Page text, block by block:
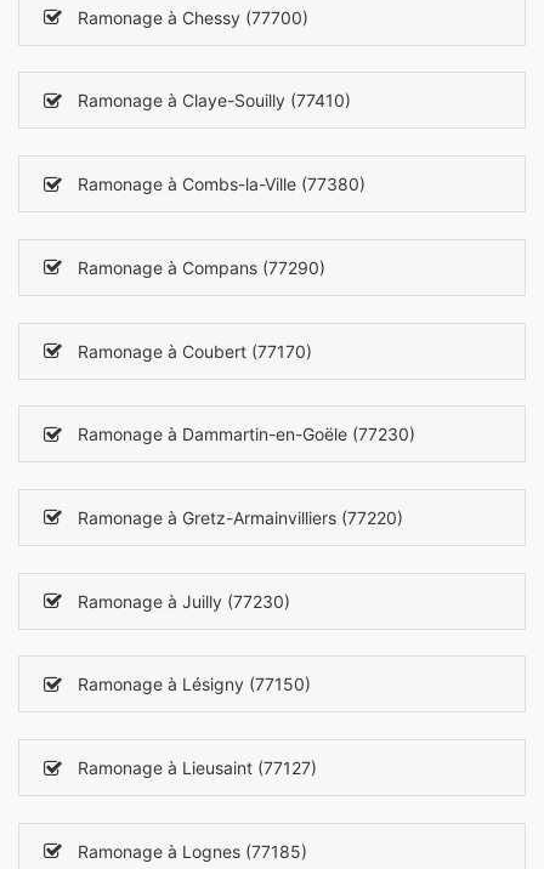
Ramonage à Chessy (77700)
Ramonage à Claye-Souilly (77410)
Ramonage à Combs-la-Ville (77380)
Ramonage à Compans (77290)
Ramonage à Coubert (77170)
Ramonage à Dammartin-en-Goële (77230)
Ramonage à Gretz-Armainvilliers (77220)
Ramonage à Juilly (77230)
Ramonage à Lésigny (77150)
Ramonage à Lieusaint (77127)
Ramonage à Lognes (77185)